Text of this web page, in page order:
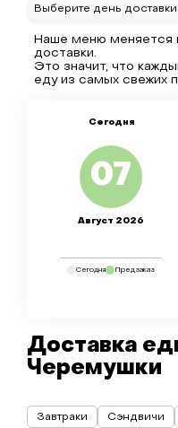
Выберите день доставки
Наше меню меняется
доставки.
Это значит, что
еду из самых свежих
Сегодня
07
Август 2026
Сегодня Предзаказ
Доставка
Черемушки
Завтраки Сэндвичи